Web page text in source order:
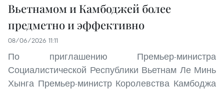
Вьетнамом и Камбоджей более
предметно и эффективно
08/06/2026 11:11
По приглашению Премьер-министра
Социалистической Республики Вьетнам Ле Минь
Хынга Премьер-министр Королевства Камбоджа